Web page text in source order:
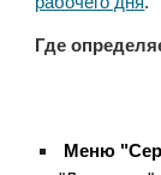
Где
Меню